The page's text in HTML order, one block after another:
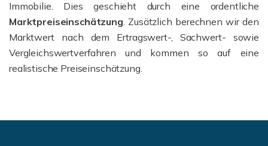
Immobilie. Dies geschieht durch eine ordentliche
Marktpreiseinschätzung. Zusätzlich berechnen wir den
Marktwert nach dem Ertragswert-, Sachwert- sowie
Vergleichswertverfahren und kommen so auf eine
realistische Preiseinschätzung.